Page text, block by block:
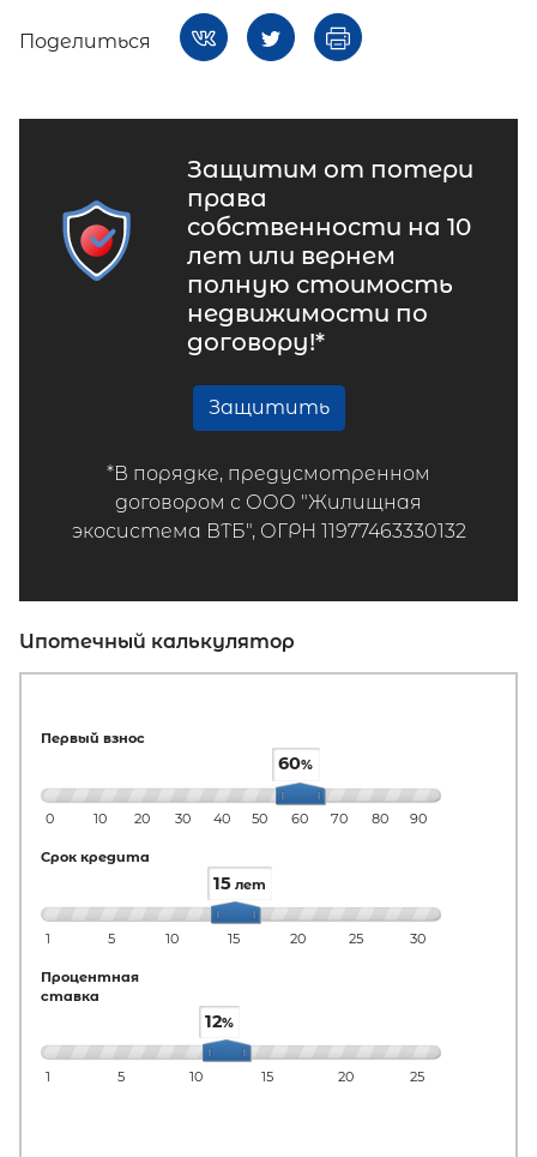
Поделиться
Защитим от потери
права
собственности на 10
лет или вернем
полную стоимость
недвижимости по
договору!*
Защитить
*В порядке, предусмотренном
договором с ООО "Жилищная
экосистема ВТБ", ОГРН 11977463330132
Ипотечный калькулятор